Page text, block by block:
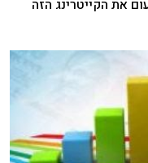
את הקייטרינג הזה